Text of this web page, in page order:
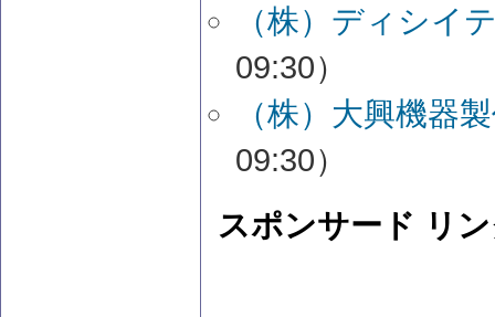
（株）ディシイ
09:30）
（株）大興機器
09:30）
スポンサード リ